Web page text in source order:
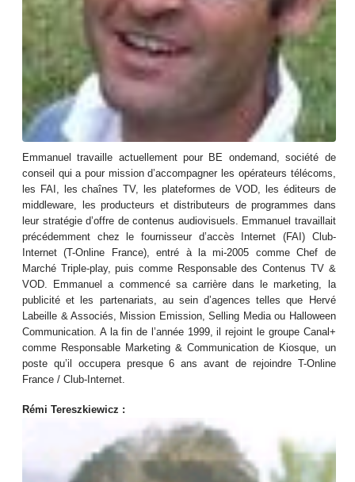
Emmanuel travaille actuellement pour BE ondemand, société de
conseil qui a pour mission d’accompagner les opérateurs télécoms,
les FAI, les chaînes TV, les plateformes de VOD, les éditeurs de
middleware, les producteurs et distributeurs de programmes dans
leur stratégie d’offre de contenus audiovisuels. Emmanuel travaillait
précédemment chez le fournisseur d’accès Internet (FAI) Club-
Internet (T-Online France), entré à la mi-2005 comme Chef de
Marché Triple-play, puis comme Responsable des Contenus TV &
VOD. Emmanuel a commencé sa carrière dans le marketing, la
publicité et les partenariats, au sein d’agences telles que Hervé
Labeille & Associés, Mission Emission, Selling Media ou Halloween
Communication. A la fin de l’année 1999, il rejoint le groupe Canal+
comme Responsable Marketing & Communication de Kiosque, un
poste qu’il occupera presque 6 ans avant de rejoindre T-Online
France / Club-Internet.
Rémi Tereszkiewicz :